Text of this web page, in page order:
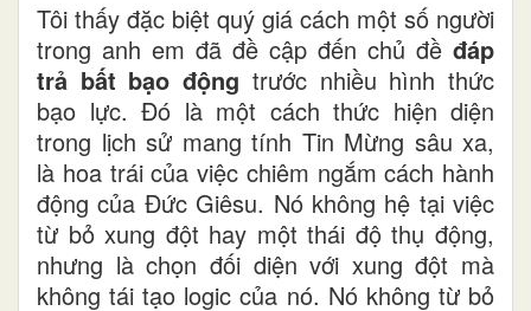
Tôi thấy đặc biệt quý giá cách một số người
trong anh em đã đề cập đến chủ đề đáp
trả bất bạo động trước nhiều hình thức
bạo lực. Đó là một cách thức hiện diện
trong lịch sử mang tính Tin Mừng sâu xa,
là hoa trái của việc chiêm ngắm cách hành
động của Đức Giêsu. Nó không hệ tại việc
từ bỏ xung đột hay một thái độ thụ động,
nhưng là chọn đối diện với xung đột mà
không tái tạo logic của nó. Nó không từ bỏ